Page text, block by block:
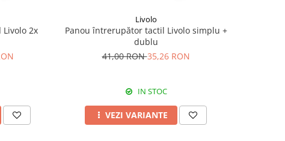
2x
Livolo
Panou întrerupător tactil Livolo simplu +
dublu
41,00 RON35,26 RON
IN STOC
VEZI VARIANTE